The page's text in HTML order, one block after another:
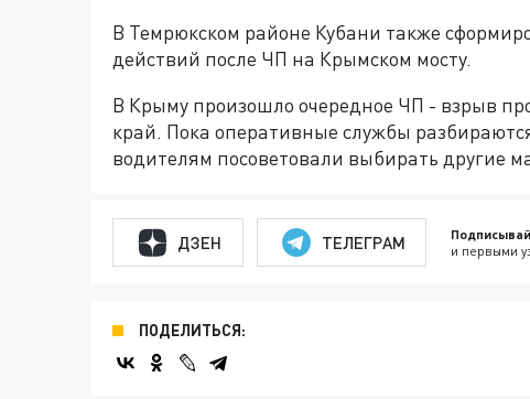
В Темрюкском районе Кубани также
действий после ЧП на Крымском мосту.
В Крыму произошло очередное ЧП - взрыв
край. Пока оперативные службы
водителям посоветовали выбирать другие
ДЗЕН ТЕЛЕГРАМ и первыми
ПОДЕЛИТЬСЯ: